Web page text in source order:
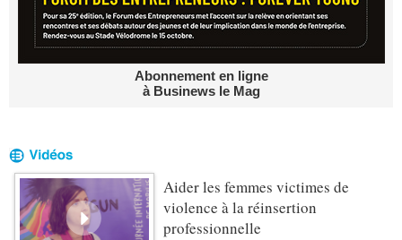
Abonnement en ligne
à Businews le Mag
Aider les femmes victimes de
violence à la réinsertion
professionnelle